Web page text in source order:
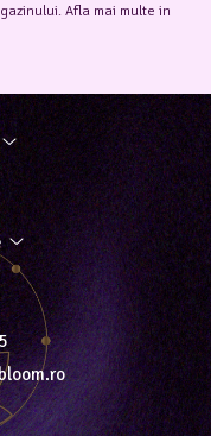
Afla mai multe in